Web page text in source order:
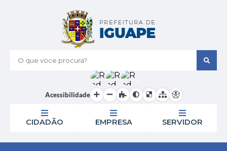
O que voce procura?
Acessibilidade
CIDADÃO EMPRESA SERVIDOR